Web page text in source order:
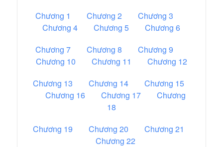
Chương 1
Chương 2
Chương 3
Chương 4
Chương 5
Chương 6
Chương 7
Chương 8
Chương 9
Chương 10
Chương 11
Chương 12
Chương 13
Chương 14
Chương 15
Chương 16
Chương 17
Chương
18
Chương 19
Chương 20
Chương 21
Chương 22